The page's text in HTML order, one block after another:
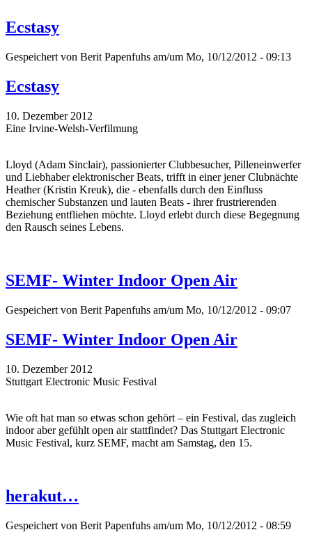
Ecstasy
Gespeichert von Berit Papenfuhs am/um Mo, 10/12/2012 - 09:13
Ecstasy
10. Dezember 2012
Eine Irvine-Welsh-Verfilmung
Lloyd (Adam Sinclair), passionierter Clubbesucher, Pilleneinwerfer
und Liebhaber elektronischer Beats, trifft in einer jener Clubnächte
Heather (Kristin Kreuk), die - ebenfalls durch den Einfluss
chemischer Substanzen und lauten Beats - ihrer frustrierenden
Beziehung entfliehen möchte. Lloyd erlebt durch diese Begegnung
den Rausch seines Lebens.
SEMF- Winter Indoor Open Air
Gespeichert von Berit Papenfuhs am/um Mo, 10/12/2012 - 09:07
SEMF- Winter Indoor Open Air
10. Dezember 2012
Stuttgart Electronic Music Festival
Wie oft hat man so etwas schon gehört – ein Festival, das zugleich
indoor aber gefühlt open air stattfindet? Das Stuttgart Electronic
Music Festival, kurz SEMF, macht am Samstag, den 15.
herakut…
Gespeichert von Berit Papenfuhs am/um Mo, 10/12/2012 - 08:59